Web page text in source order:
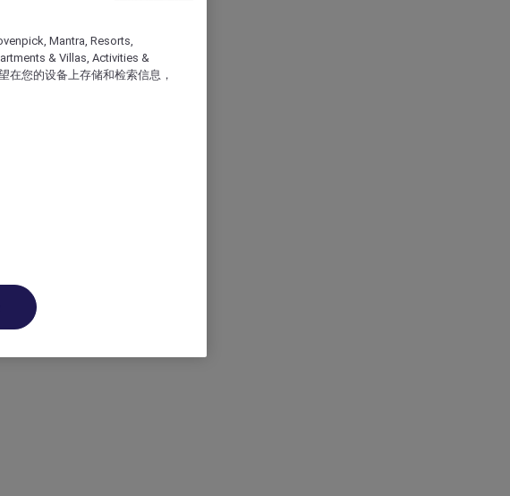
Mantra, Resorts,
& Villas, Activities &
在您的设备上存储和检索信息，